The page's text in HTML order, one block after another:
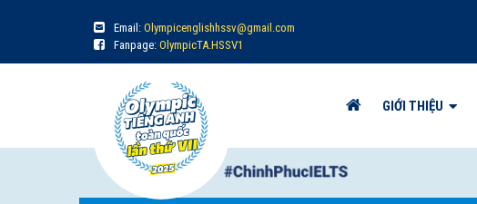
Email: Olympicenglishhssv@gmail.com
Fanpage: OlympicTA.HSSV1
GIỚI THIỆU